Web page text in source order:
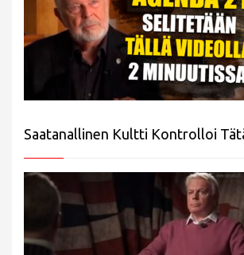
Saatanallinen Kultti Kontrolloi